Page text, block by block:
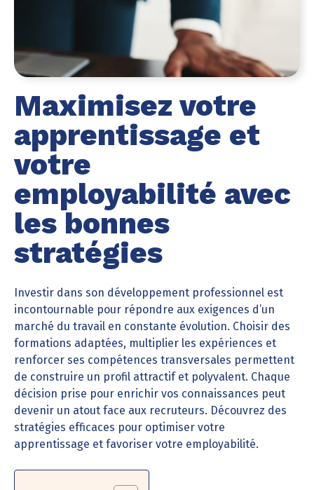
Maximisez votre
apprentissage et
votre
employabilité avec
les bonnes
stratégies
Investir dans son développement professionnel est
incontournable pour répondre aux exigences d’un
marché du travail en constante évolution. Choisir des
formations adaptées, multiplier les expériences et
renforcer ses compétences transversales permettent
de construire un profil attractif et polyvalent. Chaque
décision prise pour enrichir vos connaissances peut
devenir un atout face aux recruteurs. Découvrez des
stratégies efficaces pour optimiser votre
apprentissage et favoriser votre employabilité.